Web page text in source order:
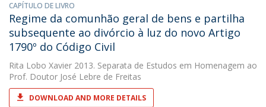
CAPÍTULO DE LIVRO
Regime da comunhão geral de bens e partilha
subsequente ao divórcio à luz do novo Artigo
1790º do Código Civil
Rita Lobo Xavier 2013. Separata de Estudos em Homenagem ao
Prof. Doutor José Lebre de Freitas
DOWNLOAD AND MORE DETAILS